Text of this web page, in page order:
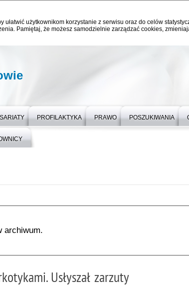
ułatwić użytkownikom korzystanie z serwisu oraz do celów
Pamiętaj, że możesz samodzielnie zarządzać cookies,
PROFILAKTYKA PRAWO POSZUKIWANIA
archiwum.
Usłyszał zarzuty